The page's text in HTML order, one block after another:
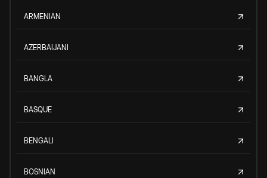
ARMENIAN
AZERBAIJANI
BANGLA
BASQUE
BENGALI
BOSNIAN